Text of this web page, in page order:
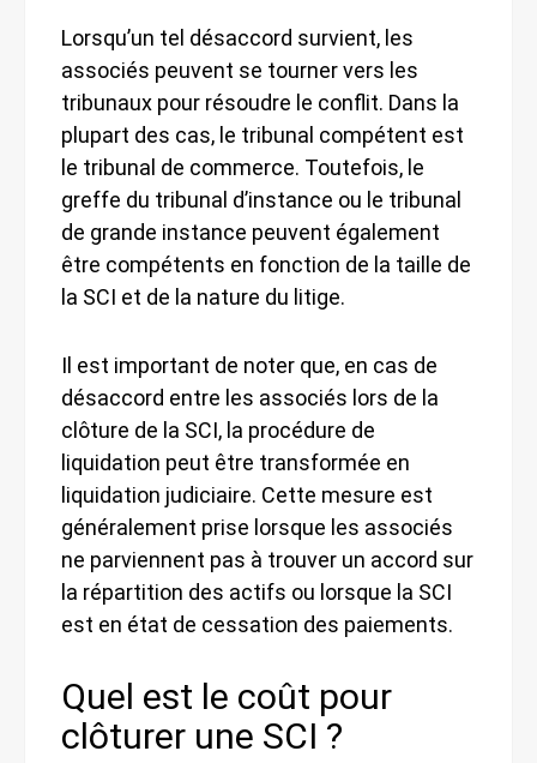
Lorsqu’un tel désaccord survient, les
associés peuvent se tourner vers les
tribunaux pour résoudre le conflit. Dans la
plupart des cas, le tribunal compétent est
le tribunal de commerce. Toutefois, le
greffe du tribunal d’instance ou le tribunal
de grande instance peuvent également
être compétents en fonction de la taille de
la SCI et de la nature du litige.
Il est important de noter que, en cas de
désaccord entre les associés lors de la
clôture de la SCI, la procédure de
liquidation peut être transformée en
liquidation judiciaire. Cette mesure est
généralement prise lorsque les associés
ne parviennent pas à trouver un accord sur
la répartition des actifs ou lorsque la SCI
est en état de cessation des paiements.
Quel est le coût pour
clôturer une SCI ?